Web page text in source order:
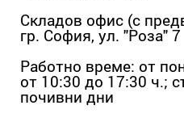
Складов офис (с
гр. София, ул. "Роза" 7
Работно време: от
от 10:30 до 17:30 ч.;
почивни дни